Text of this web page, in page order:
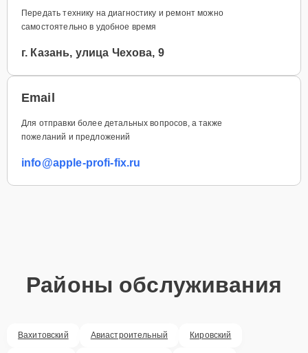
Передать технику на диагностику и ремонт можно
самостоятельно в удобное время
г. Казань, улица Чехова, 9
Email
Для отправки более детальных вопросов, а также
пожеланий и предложений
info@apple-profi-fix.ru
Районы обслуживания
Вахитовский Авиастроительный Кировский